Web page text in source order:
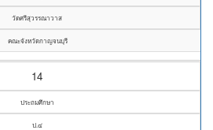
วัดศรีสุวรรณาวาส
คณะจังหวัดกาญจนบุรี
14
ประถมศึกษา
ป.๔